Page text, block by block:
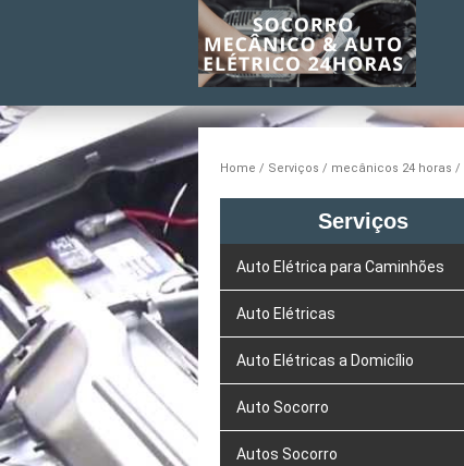
Home Serviços mecânicos 24 horas
Serviços
Auto Elétrica para Caminhões
Auto Elétricas
Auto Elétricas a Domicílio
Auto Socorro
Autos Socorro